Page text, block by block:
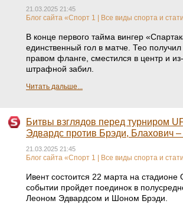
21.03.2025 21:45
Блог сайта «Спорт 1 | Все виды спорта и
В конце первого тайма вингер
единственный гол в матче. Тео
правом фланге, сместился в центр и
штрафной забил.
Читать дальше...
Битвы взглядов перед турниром
Эдвардс против Брэди, Блахович –
21.03.2025 21:45
Блог сайта «Спорт 1 | Все виды спорта и
Ивент состоится 22 марта на стадионе
событии пройдет поединок в
Леоном Эдвардсом и Шоном Брэди.